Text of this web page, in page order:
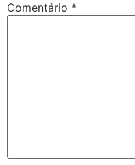
Comentário *